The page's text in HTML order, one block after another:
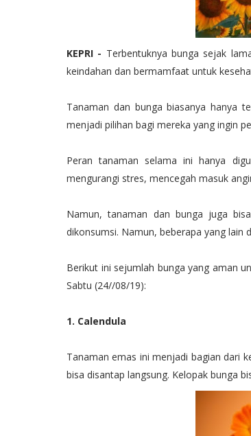
KEPRI - Terbentuknya bunga sejak
keindahan dan bermamfaat untuk
Tanaman dan bunga biasanya hanya
menjadi pilihan bagi mereka yang ingin
Peran tanaman selama ini hanya
mengurangi stres, mencegah masuk
Namun, tanaman dan bunga juga
dikonsumsi. Namun, beberapa yang lain
Berikut ini sejumlah bunga yang aman
Sabtu (24//08/19):
1. Calendula
Tanaman emas ini menjadi bagian dari
bisa disantap langsung. Kelopak bunga